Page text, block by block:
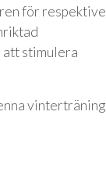
för respektive
att stimulera
vinterträning